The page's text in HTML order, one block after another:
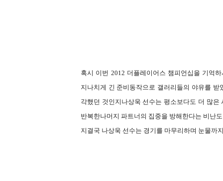
혹시 이번 2012 더플레이어스 챔피언십을 기억
지나치게 긴 준비동작으로 갤러리들의 야유를 받
각했던 것인지나상욱 선수는 평소보다도 더 많은
반복한나머지 파트너의 집중을 방해한다는 비난
지결국 나상욱 선수는 경기를 마무리하며 눈물까